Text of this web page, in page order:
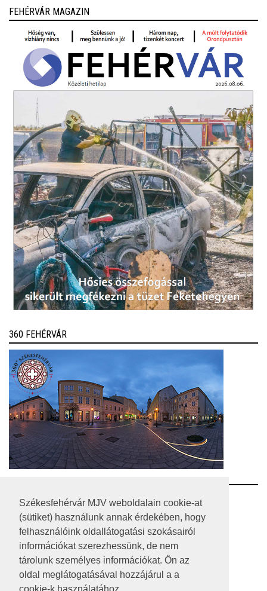
Székesfehérvár MJV weboldalain cookie-at
(sütiket) használunk annak érdekében, hogy
felhasználóink oldallátogatási szokásairól
információkat szerezhessünk, de nem
tárolunk személyes információkat. Ön az
oldal meglátogatásával hozzájárul a a
FEHÉRVÁR MAGAZIN
360 FEHÉRVÁR
RSS
A HONLAP 2017.03.31-I ÁLLAPOTA
JOGI NYILATKOZAT
IMPRESSZUM